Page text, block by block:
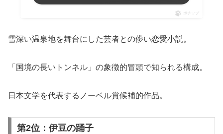
ポチップ
雪深い温泉地を舞台にした芸者との儚い恋愛小説。
「国境の長いトンネル」の象徴的冒頭で知られる構成。
日本文学を代表するノーベル賞候補的作品。
第2位：伊豆の踊子